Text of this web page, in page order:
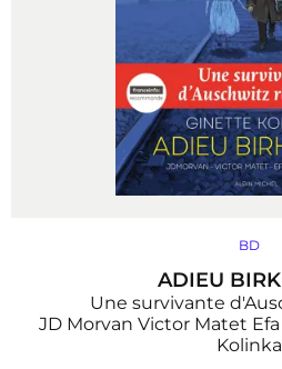
BD
ADIEU
Une survivante
JD Morvan Victor Matet Efa
Kolinka